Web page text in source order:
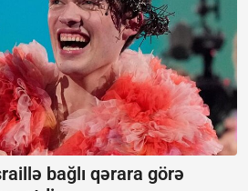
bağlı qərara görə